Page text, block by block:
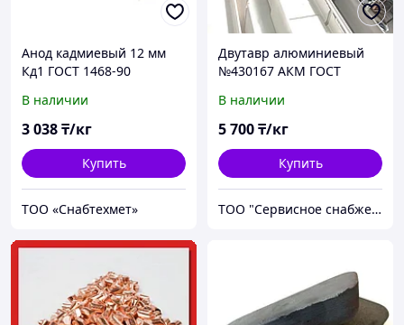
Анод кадмиевый 12 мм
Кд1 ГОСТ 1468-90
В наличии
3 038₸/кг
Купить
ТОО «Снабтехмет»
Двутавр алюминиевый
№430167 АКМ ГОСТ
В наличии
5 700₸/кг
Купить
ТОО "Сервисное снабжение Астана"